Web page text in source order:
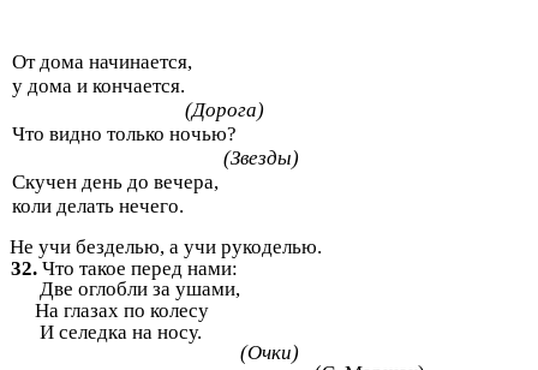
От дома начинается,
у дома и кончается.
(Дорога)
Что видно только ночью?
(Звезды)
Скучен день до вечера,
коли делать нечего.
Не учи безделью, а учи рукоделью.
32.Что такое перед нами:
Две оглобли за ушами,
На глазах по колесу
И селедка на носу.
(Очки)